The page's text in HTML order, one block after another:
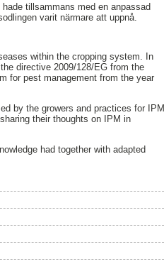
tillsammans med en anpassad
varit närmare att uppnå.
within the cropping system. In
directive 2009/128/EG from the
for pest management from the year
by the growers and practices for IPM
their thoughts on IPM in
had together with adapted